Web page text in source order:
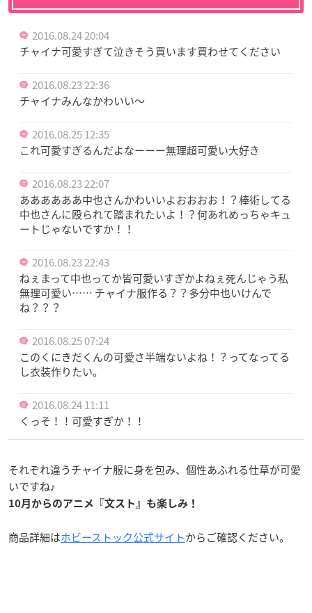
2016.08.24 20:04
チャイナ可愛すぎて泣きそう買います買わせてください
2016.08.23 22:36
チャイナみんなかわいい～
2016.08.25 12:35
これ可愛すぎるんだよなーーー無理超可愛い大好き
2016.08.23 22:07
ああああああ中也さんかわいいよおおおお！？棒術してる
中也さんに殴られて踏まれたいよ！？何あれめっちゃキュ
ートじゃないですか！！
2016.08.23 22:43
ねぇまって中也ってか皆可愛いすぎかよねぇ死んじゃう私
無理可愛い…… チャイナ服作る？？多分中也いけんで
ね？？？
2016.08.25 07:24
このくにきだくんの可愛さ半端ないよね！？ってなってる
し衣装作りたい。
2016.08.24 11:11
くっそ！！可愛すぎか！！
それぞれ違うチャイナ服に身を包み、個性あふれる仕草が可愛
いですね♪
10月からのアニメ『文スト』も楽しみ！
商品詳細はホビーストック公式サイトからご確認ください。